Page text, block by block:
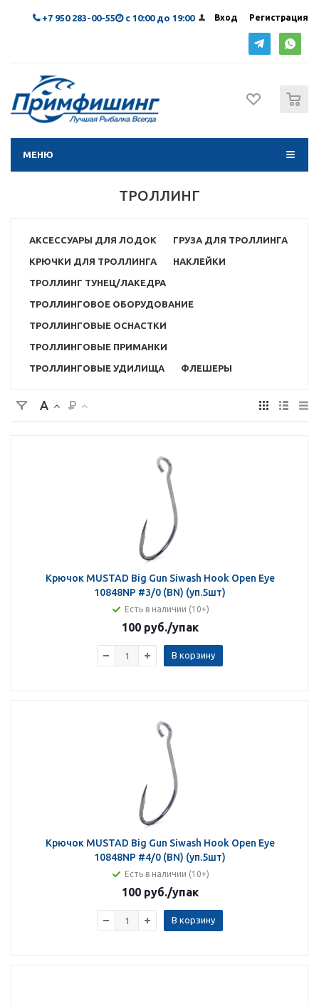
Вход Регистрация
+7 950 283-00-55 с 10:00 до 19:00
МЕНЮ
ТРОЛЛИНГ
АКСЕССУАРЫ ДЛЯ ЛОДОК ГРУЗА ДЛЯ ТРОЛЛИНГА
КРЮЧКИ ДЛЯ ТРОЛЛИНГА НАКЛЕЙКИ
ТРОЛЛИНГ ТУНЕЦ/ЛАКЕДРА
ТРОЛЛИНГОВОЕ ОБОРУДОВАНИЕ
ТРОЛЛИНГОВЫЕ ОСНАСТКИ
ТРОЛЛИНГОВЫЕ ПРИМАНКИ
ТРОЛЛИНГОВЫЕ УДИЛИЩА ФЛЕШЕРЫ
Крючок MUSTAD Big Gun Siwash Hook Open Eye
10848NP #3/0 (BN) (уп.5шт)
Есть в наличии (10+)
100 руб./упак
В корзину
Крючок MUSTAD Big Gun Siwash Hook Open Eye
10848NP #4/0 (BN) (уп.5шт)
Есть в наличии (10+)
100 руб./упак
В корзину